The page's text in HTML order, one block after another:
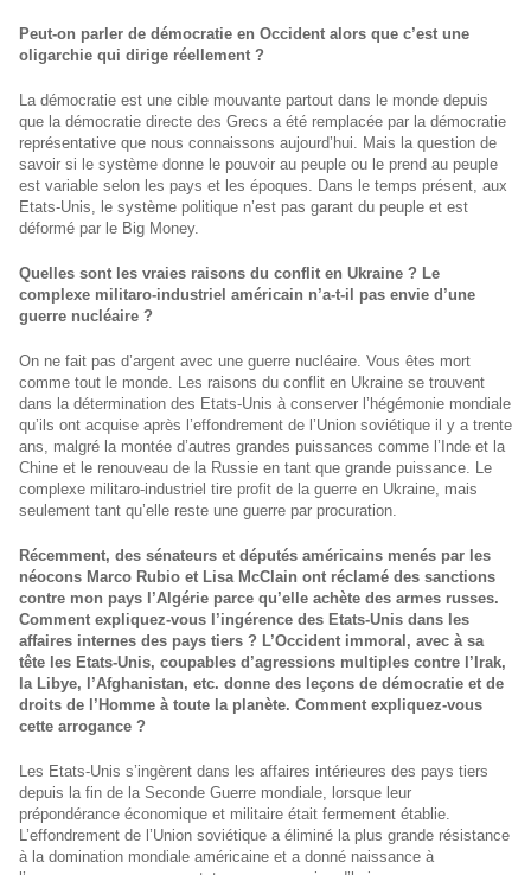
Peut-on parler de démocratie en Occident alors que c’est une
oligarchie qui dirige réellement ?
La démocratie est une cible mouvante partout dans le monde depuis
que la démocratie directe des Grecs a été remplacée par la démocratie
représentative que nous connaissons aujourd’hui. Mais la question de
savoir si le système donne le pouvoir au peuple ou le prend au peuple
est variable selon les pays et les époques. Dans le temps présent, aux
Etats-Unis, le système politique n’est pas garant du peuple et est
déformé par le Big Money.
Quelles sont les vraies raisons du conflit en Ukraine ? Le
complexe militaro-industriel américain n’a-t-il pas envie d’une
guerre nucléaire ?
On ne fait pas d’argent avec une guerre nucléaire. Vous êtes mort
comme tout le monde. Les raisons du conflit en Ukraine se trouvent
dans la détermination des Etats-Unis à conserver l’hégémonie mondiale
qu’ils ont acquise après l’effondrement de l’Union soviétique il y a trente
ans, malgré la montée d’autres grandes puissances comme l’Inde et la
Chine et le renouveau de la Russie en tant que grande puissance. Le
complexe militaro-industriel tire profit de la guerre en Ukraine, mais
seulement tant qu’elle reste une guerre par procuration.
Récemment, des sénateurs et députés américains menés par les
néocons Marco Rubio et Lisa McClain ont réclamé des sanctions
contre mon pays l’Algérie parce qu’elle achète des armes russes.
Comment expliquez-vous l’ingérence des Etats-Unis dans les
affaires internes des pays tiers ? L’Occident immoral, avec à sa
tête les Etats-Unis, coupables d’agressions multiples contre l’Irak,
la Libye, l’Afghanistan, etc. donne des leçons de démocratie et de
droits de l’Homme à toute la planète. Comment expliquez-vous
cette arrogance ?
Les Etats-Unis s’ingèrent dans les affaires intérieures des pays tiers
depuis la fin de la Seconde Guerre mondiale, lorsque leur
prépondérance économique et militaire était fermement établie.
L’effondrement de l’Union soviétique a éliminé la plus grande résistance
à la domination mondiale américaine et a donné naissance à